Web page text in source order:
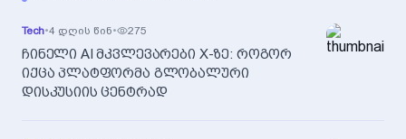
Tech•4 დღის წინ• 275
ჩინელი AI მკვლევარები X-ზე: როგორ
იქცა პლატფორმა გლობალური
დისკუსიის ცენტრად